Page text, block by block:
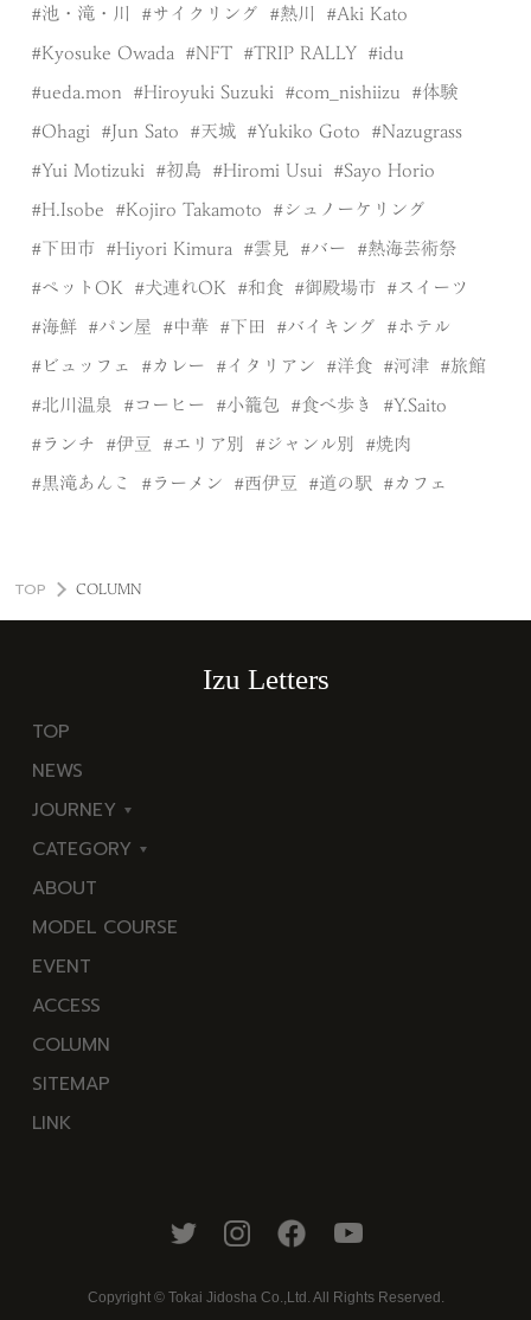
池・滝・川 サイクリング 熱川 Aki Kato
Kyosuke Owada NFT TRIP RALLY idu
ueda.mon Hiroyuki Suzuki com_nishiizu 体験
Ohagi Jun Sato 天城 Yukiko Goto Nazugrass
Yui Motizuki 初島 Hiromi Usui Sayo Horio
H.Isobe Kojiro Takamoto シュノーケリング
下田市 Hiyori Kimura 雲見 バー 熱海芸術祭
ペットOK 犬連れOK 和食 御殿場市 スイーツ
海鮮 パン屋 中華 下田 バイキング ホテル
ビュッフェ カレー イタリアン 洋食 河津 旅館
北川温泉 コーヒー 小籠包 食べ歩き Y.Saito
ランチ 伊豆 エリア別 ジャンル別 焼肉
黒滝あんこ ラーメン 西伊豆 道の駅 カフェ
TOP COLUMN
Izu Letters
TOP
NEWS
JOURNEY
東
伊
豆
西
伊
豆
南
伊
CATEGORY
海
岬
温
泉
花
池・
滝・
ABOUT
MODEL COURSE
EVENT
ACCESS
COLUMN
SITEMAP
LINK
Copyright © Tokai Jidosha Co.,Ltd. All Rights Reserved.